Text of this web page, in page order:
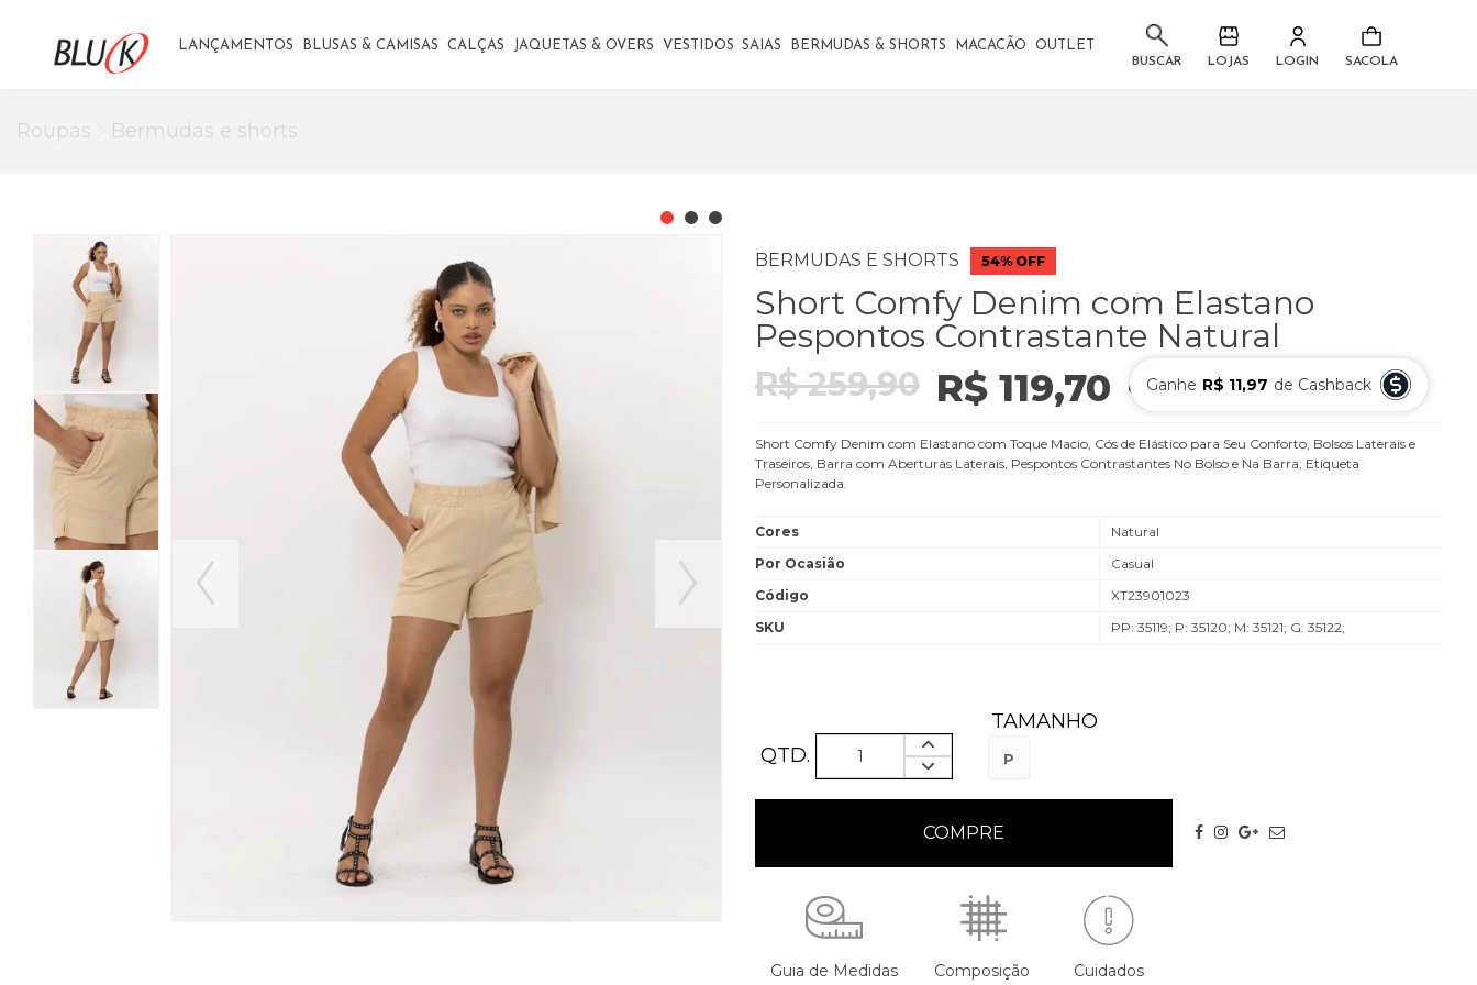
BUSCAR LOJAS LOGIN SACOLA
LANÇAMENTOS BLUSAS & CAMISAS CALÇAS JAQUETAS & OVERS VESTIDOS SAIAS BERMUDAS & SHORTS MACACÃO OUTLET
Roupas Bermudas e shorts
BERMUDAS E SHORTS 54% OFF
Short Comfy Denim com Elastano
Pespontos Contrastante Natural
R$ 259,90 R$ 119,70 ou6xdeR$ 19,95
Ganhe R$ 11,97 de Cashback
Short Comfy Denim com Elastano com Toque Macio, Cós de Elástico para Seu Conforto, Bolsos Laterais e
Traseiros, Barra com Aberturas Laterais, Pespontos Contrastantes No Bolso e Na Barra, Etiqueta
Personalizada.
Cores
Natural
Por Ocasião
Casual
Código
XT23901023
SKU
PP: 35119; P: 35120; M: 35121; G: 35122;
QTD.
TAMANHO
P
Guia de Medidas Composição Cuidados